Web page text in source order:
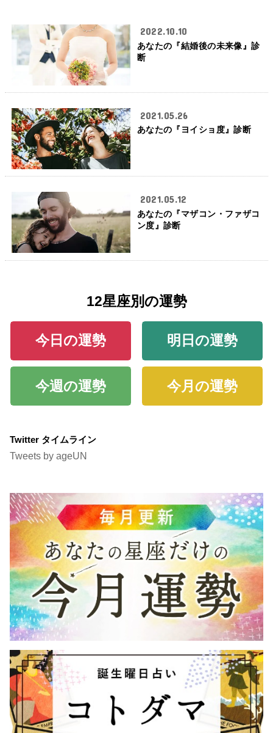
2022.10.10
あなたの『結婚後の未来像』診
断
2021.05.26
あなたの『ヨイショ度』診断
2021.05.12
あなたの『マザコン・ファザコ
ン度』診断
12星座別の運勢
今日の運勢 明日の運勢
今週の運勢 今月の運勢
Twitter タイムライン
Tweets by ageUN